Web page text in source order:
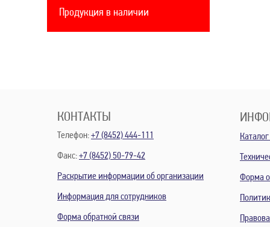
Продукция в наличии
КОНТАКТЫ
Телефон:+7 (8452) 444-111
Факс:+7 (8452) 50-79-42
Раскрытие информации об организации
Информация для сотрудников
Форма обратной связи
Форма